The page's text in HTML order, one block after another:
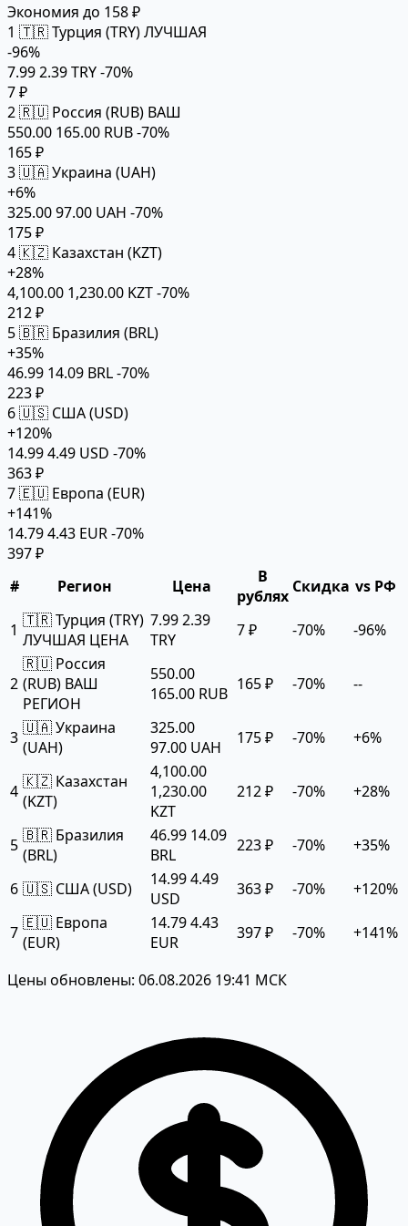
Экономия до 158 ₽
1 🇹🇷 Турция (TRY)ЛУЧШАЯ
-96%
7.992.39 TRY-70%
7 ₽
2🇷🇺 Россия (RUB) ВАШ
550.00 165.00 RUB-70%
165 ₽
3🇺🇦 Украина (UAH)
+6%
325.0097.00 UAH -70%
175 ₽
4🇰🇿 Казахстан (KZT)
+28%
4,100.00 1,230.00 KZT-70%
212 ₽
5🇧🇷 Бразилия (BRL)
+35%
46.99 14.09 BRL-70%
223 ₽
6🇺🇸 США (USD)
+120%
14.994.49 USD -70%
363 ₽
7🇪🇺 Европа (EUR)
+141%
14.794.43 EUR-70%
397 ₽
#
Регион Цена
В
рублях Скидка vs РФ
1 🇹🇷 Турция (TRY)
ЛУЧШАЯ ЦЕНА
7.992.39
TRY
7 ₽ -70% -96%
2
🇷🇺 Россия
(RUB) ВАШ
РЕГИОН
550.00
165.00 RUB 165 ₽ -70% --
3 🇺🇦 Украина
(UAH)
325.00
97.00 UAH
175 ₽ -70% +6%
4 🇰🇿 Казахстан
(KZT)
4,100.00
1,230.00
KZT
212 ₽ -70% +28%
5 🇧🇷 Бразилия
(BRL)
46.99 14.09
BRL
223 ₽ -70% +35%
6 🇺🇸 США (USD) 14.994.49
USD
363 ₽ -70% +120%
7 🇪🇺 Европа
(EUR)
14.794.43
EUR
397 ₽ -70% +141%
Цены обновлены: 06.08.2026 19:41 МСК